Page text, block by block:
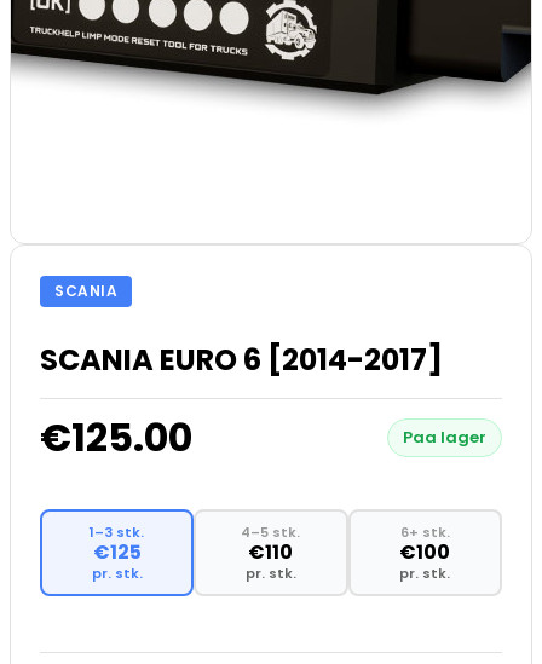
SCANIA
SCANIA EURO 6 [2014-2017]
€125.00 Paa lager
1–3 stk.
€125
pr. stk.
4–5 stk.
€110
pr. stk.
6+ stk.
€100
pr. stk.